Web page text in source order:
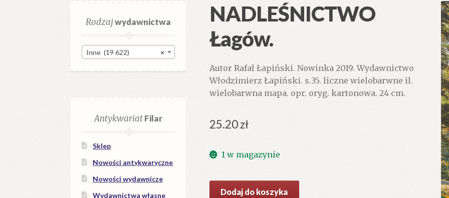
NADLEŚNICTWO
Łagów.
Autor Rafał Łapiński. Nowinka 2019. Wydawnictwo
Włodzimierz Łapiński. s.35. liczne wielobarwne il.
wielobarwna mapa. opr. oryg. kartonowa. 24 cm.
25.20zł
1 w magazynie
Dodaj do koszyka
Rodzajwydawnictwa
×
Inne (19 622)
AntykwariatFilar
Sklep
Nowości antykwaryczne
Nowości wydawnicze
Wydawnictwa własne